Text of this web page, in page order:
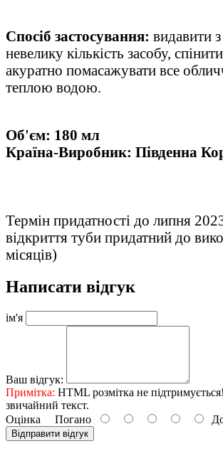
Спосіб застосування: видавити
невелику кількість засобу,
акуратно помасажувати все
теплою водою.
Об'єм: 180 мл
Країна-Виробник: Південна
Термін придатності до липня
відкриття туби придатний до
місяців)
Написати відгук
ім'я
Ваш відгук:
Примітка: HTML розмітка не
звичайний текст.
Оцінка Погано
Відправити відгук